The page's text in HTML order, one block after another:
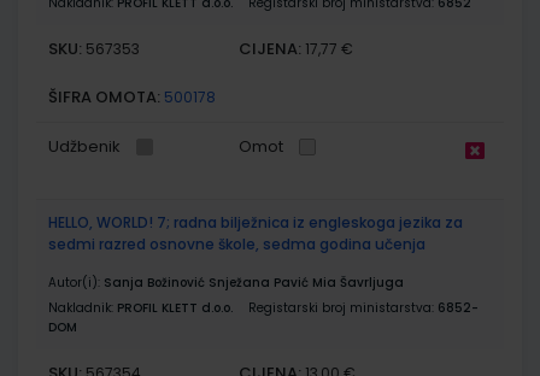
SKU: 567353 CIJENA: 17,77 €
ŠIFRA OMOTA: 500178
Udžbenik Omot
HELLO, WORLD! 7; radna bilježnica iz engleskoga jezika za
sedmi razred osnovne škole, sedma godina učenja
Autor(i): Sanja Božinović Snježana Pavić Mia Šavrljuga
Nakladnik: PROFIL KLETT d.o.o. Registarski broj ministarstva: 6852-
DOM